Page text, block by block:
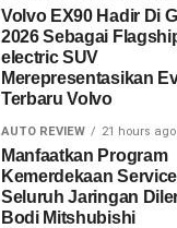
Volvo EX90 Hadir Di
2026 Sebagai
electric SUV
Merepresentasikan
Terbaru Volvo
AUTO REVIEW 21 hours ago
Manfaatkan Program
Kemerdekaan
Seluruh Jaringan
Bodi Mitshubishi